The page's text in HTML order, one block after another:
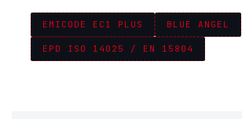
EMICODE EC1 PLUS BLUE ANGEL
EPD ISO 14025 / EN 15804